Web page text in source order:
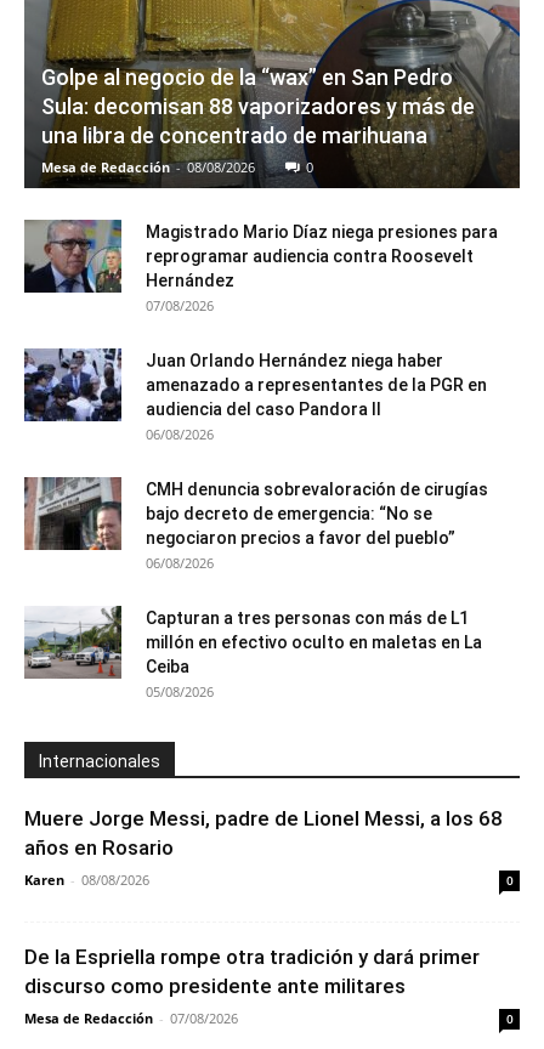
Golpe al negocio de la “wax” en San Pedro
Sula: decomisan 88 vaporizadores y más de
una libra de concentrado de marihuana
Mesa de Redacción - 08/08/2026 0
Magistrado Mario Díaz niega presiones para
reprogramar audiencia contra Roosevelt
Hernández
07/08/2026
Juan Orlando Hernández niega haber
amenazado a representantes de la PGR en
audiencia del caso Pandora II
06/08/2026
CMH denuncia sobrevaloración de cirugías
bajo decreto de emergencia: “No se
negociaron precios a favor del pueblo”
06/08/2026
Capturan a tres personas con más de L1
millón en efectivo oculto en maletas en La
Ceiba
05/08/2026
Internacionales
Muere Jorge Messi, padre de Lionel Messi, a los 68
años en Rosario
Karen - 08/08/2026 0
De la Espriella rompe otra tradición y dará primer
discurso como presidente ante militares
Mesa de Redacción - 07/08/2026 0